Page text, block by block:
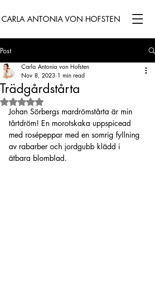
CARLA ANTONIA VON HOFSTEN
Post
Trädgårdstårta
Carla Antonia von Hofsten
Nov 8, 2023 1 min read
Rated NaN out of 5 stars.
Johan Sörbergs mardrömstårta är min
tårtdröm! En morotskaka uppspicead
med rosépeppar med en somrig fyllning
av rabarber och jordgubb klädd i
ätbara blomblad.